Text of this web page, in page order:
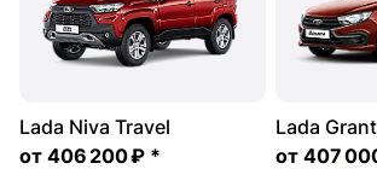
Lada Niva Travel
от 406 200 ₽ *
Lada
от 407